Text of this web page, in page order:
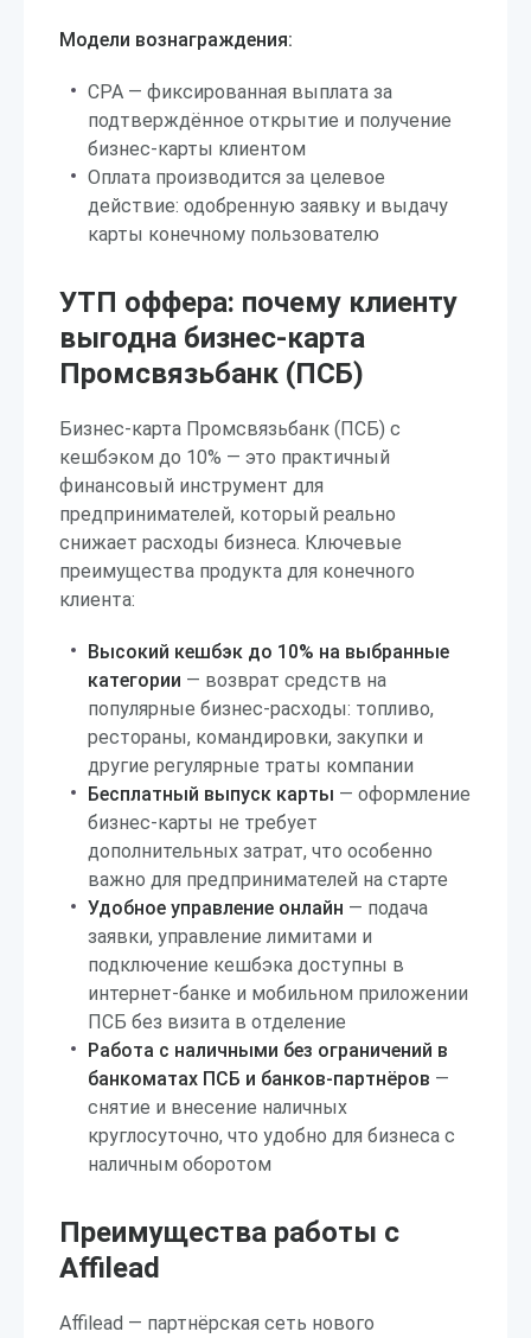
Модели вознаграждения:
CPA — фиксированная выплата за
подтверждённое открытие и получение
бизнес-карты клиентом
Оплата производится за целевое
действие: одобренную заявку и выдачу
карты конечному пользователю
УТП оффера: почему клиенту
выгодна бизнес-карта
Промсвязьбанк (ПСБ)
Бизнес-карта Промсвязьбанк (ПСБ) с
кешбэком до 10% — это практичный
финансовый инструмент для
предпринимателей, который реально
снижает расходы бизнеса. Ключевые
преимущества продукта для конечного
клиента:
Высокий кешбэк до 10% на выбранные
категории — возврат средств на
популярные бизнес-расходы: топливо,
рестораны, командировки, закупки и
другие регулярные траты компании
Бесплатный выпуск карты — оформление
бизнес-карты не требует
дополнительных затрат, что особенно
важно для предпринимателей на старте
Удобное управление онлайн — подача
заявки, управление лимитами и
подключение кешбэка доступны в
интернет-банке и мобильном приложении
ПСБ без визита в отделение
Работа с наличными без ограничений в
банкоматах ПСБ и банков-партнёров —
снятие и внесение наличных
круглосуточно, что удобно для бизнеса с
наличным оборотом
Преимущества работы с
Affilead
Affilead — партнёрская сеть нового